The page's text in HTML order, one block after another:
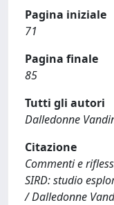
Pagina iniziale
71
Pagina finale
85
Tutti gli autori
Dalledonne
Citazione
Commenti e
SIRD: studio
/ Dalledonne